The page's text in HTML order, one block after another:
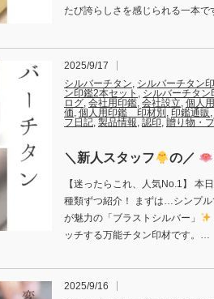
たび誇らしさを感じられる一本
2025/9/17
シルバーチタン, シルバーチタン
ン印鑑2本セット , シルバーチタン
ログ, 会社用印鑑, 会社設立, 個人
価, 個人用印鑑 印材別 , 印鑑通販 ,
フ日記, 製品情報, 認印, 贈り物・
＼新人スタッフ の／
【迷ったらこれ、人気No.1】 本
種類ずつ紹介！ まずは…シンプ
が魅力の「ブラストシルバー」
ッチする万能チタン印材です。…
2025/9/16